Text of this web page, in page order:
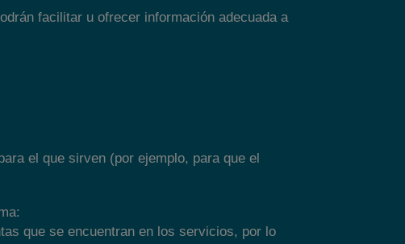
facilitar u ofrecer información adecuada a
el que sirven (por ejemplo, para que el
que se encuentran en los servicios, por lo